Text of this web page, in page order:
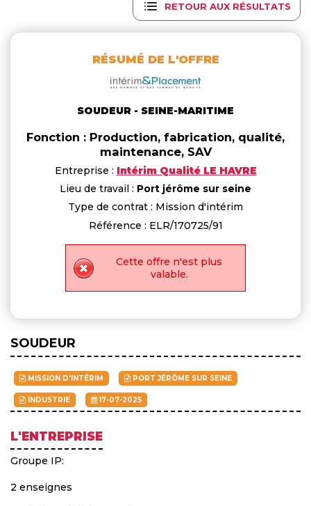
RETOUR AUX RÉSULTATS
RÉSUMÉ DE L'OFFRE
SOUDEUR - SEINE-MARITIME
Fonction : Production, fabrication, qualité,
maintenance, SAV
Entreprise : Intérim Qualité LE HAVRE
Lieu de travail : Port jérôme sur seine
Type de contrat : Mission d'intérim
Référence : ELR/170725/91
Cette offre n'est plus
valable.
SOUDEUR
MISSION D'INTÉRIM PORT JÉRÔME SUR SEINE
INDUSTRIE 17-07-2025
L'ENTREPRISE
Groupe IP:
2 enseignes